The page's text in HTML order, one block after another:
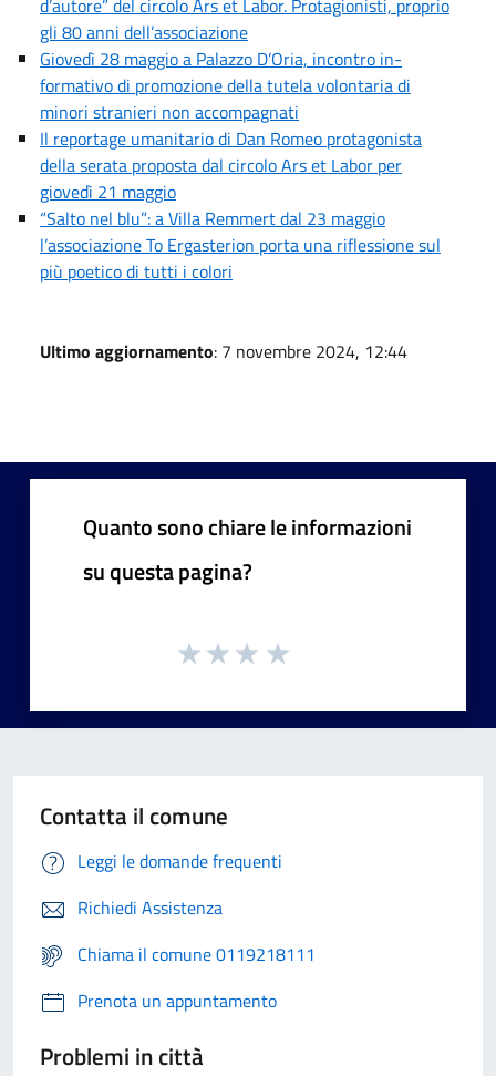
d’autore” del circolo Ars et Labor. Protagionisti, proprio
gli 80 anni dell’associazione
Giovedì 28 maggio a Palazzo D’Oria, incontro in-
formativo di promozione della tutela volontaria di
minori stranieri non accompagnati
Il reportage umanitario di Dan Romeo protagonista
della serata proposta dal circolo Ars et Labor per
giovedì 21 maggio
“Salto nel blu”: a Villa Remmert dal 23 maggio
l’associazione To Ergasterion porta una riflessione sul
più poetico di tutti i colori
Ultimo aggiornamento: 7 novembre 2024, 12:44
Quanto sono chiare le informazioni
su questa pagina?
Contatta il comune
Leggi le domande frequenti
Richiedi Assistenza
Chiama il comune 0119218111
Prenota un appuntamento
Problemi in città